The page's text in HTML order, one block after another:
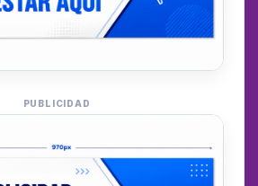
PUBLICIDAD